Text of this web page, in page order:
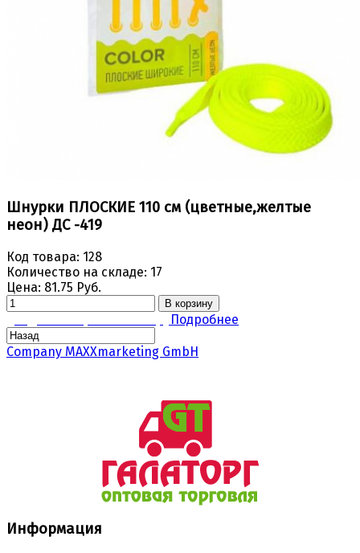
Шнурки ПЛОСКИЕ 110 см (цветные,желтые
неон) ДС -419
Код товара: 128
Количество на складе: 17
Цена: 81.75 Руб.
В корзину
Подробнее
Company MAXXmarketing GmbH
Информация